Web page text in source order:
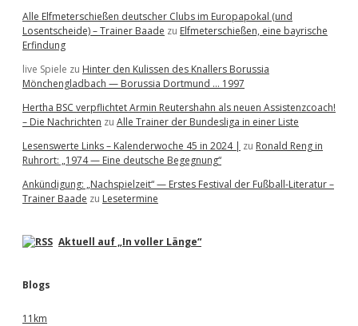
Alle Elfmeterschießen deutscher Clubs im Europapokal (und
Losentscheide) – Trainer Baade zu Elfmeterschießen, eine bayrische
Erfindung
live Spiele zu Hinter den Kulissen des Knallers Borussia
Mönchengladbach — Borussia Dortmund … 1997
Hertha BSC verpflichtet Armin Reutershahn als neuen Assistenzcoach!
– Die Nachrichten zu Alle Trainer der Bundesliga in einer Liste
Lesenswerte Links – Kalenderwoche 45 in 2024 | zu Ronald Reng in
Ruhrort: „1974 — Eine deutsche Begegnung“
Ankündigung: „Nachspielzeit“ — Erstes Festival der Fußball-Literatur –
Trainer Baade zu Lesetermine
Aktuell auf „In voller Länge“
Blogs
11km